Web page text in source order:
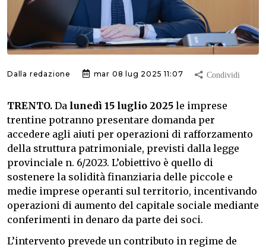
Dalla redazione mar 08 lug 2025 11:07
TRENTO. Da lunedì 15 luglio 2025 le imprese
trentine potranno presentare domanda per
accedere agli aiuti per operazioni di rafforzamento
della struttura patrimoniale, previsti dalla legge
provinciale n. 6/2023. L’obiettivo è quello di
sostenere la solidità finanziaria delle piccole e
medie imprese operanti sul territorio, incentivando
operazioni di aumento del capitale sociale mediante
conferimenti in denaro da parte dei soci.
L’intervento prevede un contributo in regime de